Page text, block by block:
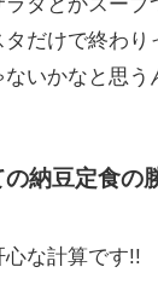
だけで終わり
いかなと思う
納豆定食の
な計算です!!